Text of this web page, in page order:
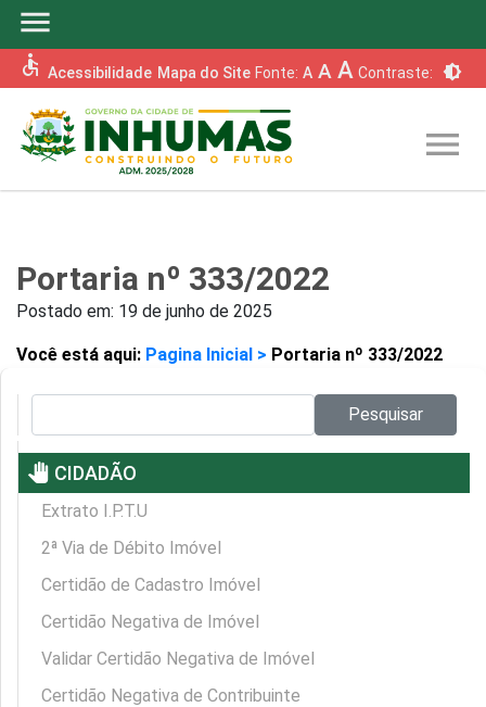
menu
accessible Acessibilidade Mapa do Site Fonte: A A A Contraste: brightness_6
menu
Portaria nº 333/2022
Postado em: 19 de junho de 2025
Você está aqui: Pagina Inicial > Portaria nº 333/2022
Pesquisar
pan_tool CIDADÃO
Extrato I.P.T.U
2ª Via de Débito Imóvel
Certidão de Cadastro Imóvel
Certidão Negativa de Imóvel
Validar Certidão Negativa de Imóvel
Certidão Negativa de Contribuinte